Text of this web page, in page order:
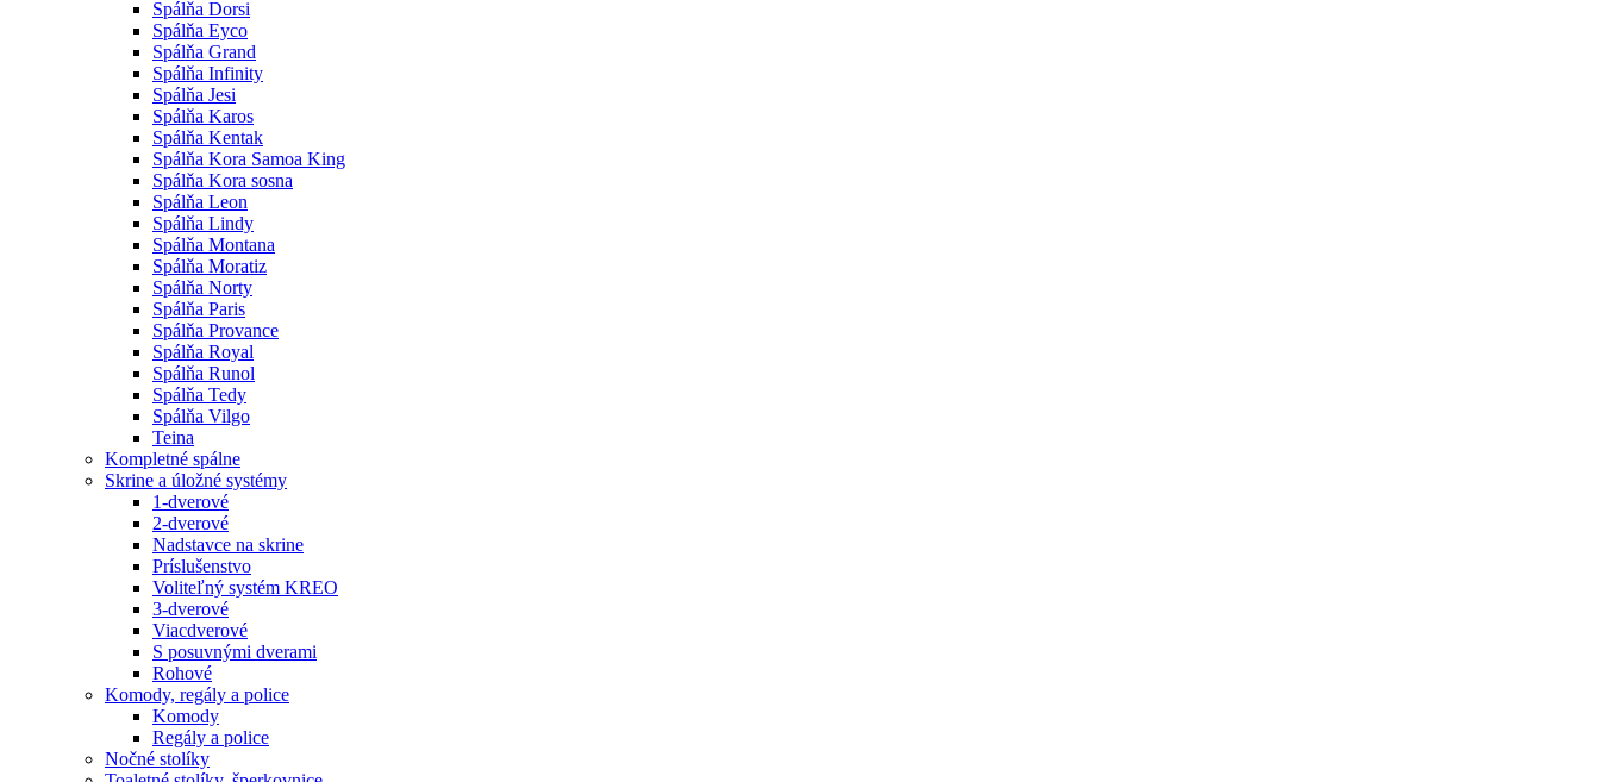
Spálňa Dorsi
Spálňa Eyco
Spálňa Grand
Spálňa Infinity
Spálňa Jesi
Spálňa Karos
Spálňa Kentak
Spálňa Kora Samoa King
Spálňa Kora sosna
Spálňa Leon
Spálňa Lindy
Spálňa Montana
Spálňa Moratiz
Spálňa Norty
Spálňa Paris
Spálňa Provance
Spálňa Royal
Spálňa Runol
Spálňa Tedy
Spálňa Vilgo
Teina
Kompletné spálne
Skrine a úložné systémy
1-dverové
2-dverové
Nadstavce na skrine
Príslušenstvo
Voliteľný systém KREO
3-dverové
Viacdverové
S posuvnými dverami
Rohové
Komody, regály a police
Komody
Regály a police
Nočné stolíky